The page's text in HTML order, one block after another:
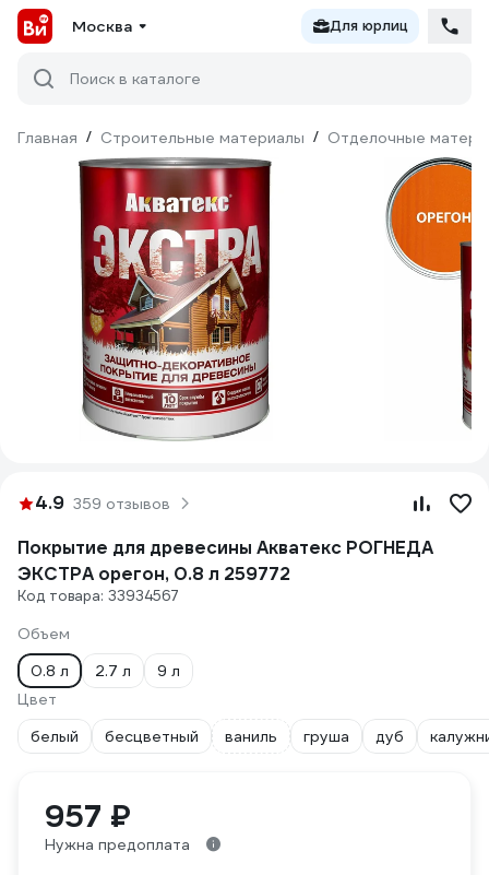
Москва Для юрлиц
Поиск в каталоге
Главная / Строительные материалы / Отделочные
4.9 359 отзывов
Покрытие для древесины Акватекс РОГНЕДА
ЭКСТРА орегон, 0.8 л 259772
Код товара: 33934567
Объем
0.8 л
2.7 л
9 л
Цвет
белый
бесцветный ваниль груша дуб
957 ₽
Нужна предоплата